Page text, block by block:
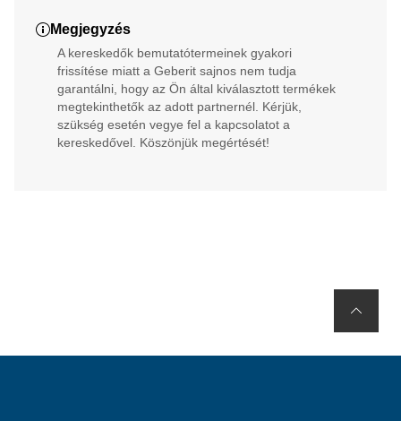
Megjegyzés
A kereskedők bemutatótermeinek gyakori
frissítése miatt a Geberit sajnos nem tudja
garantálni, hogy az Ön által kiválasztott termékek
megtekinthetők az adott partnernél. Kérjük,
szükség esetén vegye fel a kapcsolatot a
kereskedővel. Köszönjük megértését!